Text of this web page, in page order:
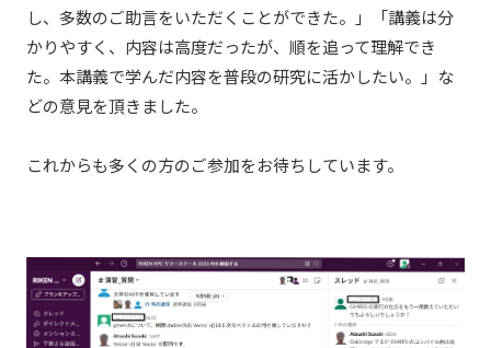
し、多数のご助言をいただくことができた。」「講義は分
かりやすく、内容は高度だったが、順を追って理解でき
た。本講義で学んだ内容を普段の研究に活かしたい。」な
どの意見を頂きました。
これからも多くの方のご参加をお待ちしています。